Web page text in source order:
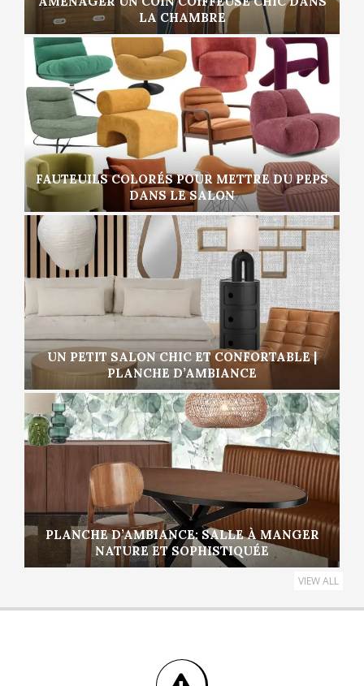
LA CHAMBRE
FAUTEUILS COLORÉS POUR METTRE DU PEPS
DANS LE SALON
UN PETIT SALON CHIC ET CONFORTABLE |
PLANCHE D’AMBIANCE
PLANCHE D’AMBIANCE: SALLE À MANGER
NATURE ET SOPHISTIQUÉE
VIEW ALL